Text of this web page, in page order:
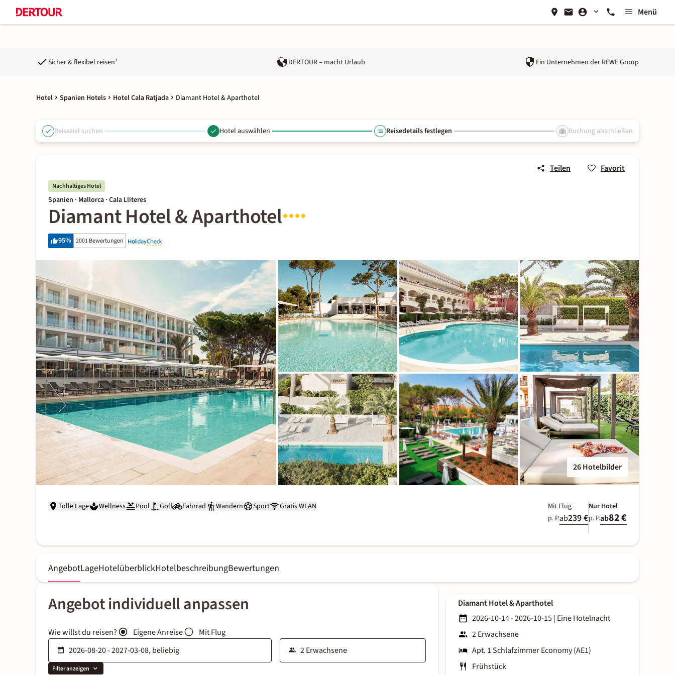
Menü
Sicher & flexibel reisen¹ DERTOUR – macht Urlaub Ein Unternehmen der REWE Group
Hotel Spanien Hotels Hotel Cala Ratjada Diamant Hotel & Aparthotel
Reiseziel suchen Hotel auswählen Reisedetails festlegen Buchung abschließen
Teilen Favorit
Nachhaltiges Hotel
Spanien · Mallorca · Cala Lliteres
Diamant Hotel & Aparthotel
95% 2001 Bewertungen
26 Hotelbilder
Tolle Lage Wellness Pool Golf Fahrrad Wandern Sport Gratis WLAN
Mit Flug
p. P.ab239 €
Nur Hotel
p. P.ab82 €
AngebotLageHotelüberblickHotelbeschreibungBewertungen
Angebot individuell anpassen
Wie willst du reisen? Eigene Anreise Mit Flug
Filter anzeigen
Diamant Hotel & Aparthotel
2026-10-14 - 2026-10-15| Eine Hotelnacht
2 Erwachsene
Apt. 1 Schlafzimmer Economy (AE1)
Frühstück